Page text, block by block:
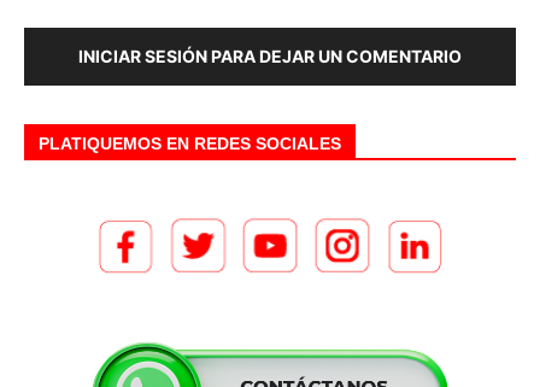
INICIAR SESIÓN PARA DEJAR UN COMENTARIO
PLATIQUEMOS EN REDES SOCIALES